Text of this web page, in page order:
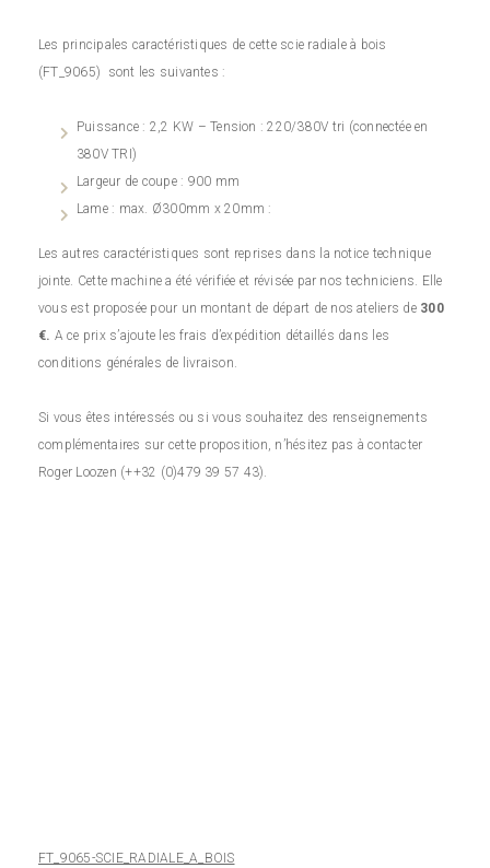
Les principales caractéristiques de cette scie radiale à bois
(FT_9065) sont les suivantes :
Puissance : 2,2 KW – Tension : 220/380V tri (connectée en
380V TRI)
Largeur de coupe : 900 mm
Lame : max. Ø300mm x 20mm :
Les autres caractéristiques sont reprises dans la notice technique
jointe. Cette machine a été vérifiée et révisée par nos techniciens. Elle
vous est proposée pour un montant de départ de nos ateliers de 300
€. A ce prix s’ajoute les frais d’expédition détaillés dans les
conditions générales de livraison.
Si vous êtes intéressés ou si vous souhaitez des renseignements
complémentaires sur cette proposition, n’hésitez pas à contacter
Roger Loozen (++32 (0)479 39 57 43).
FT_9065-SCIE_RADIALE_A_BOIS